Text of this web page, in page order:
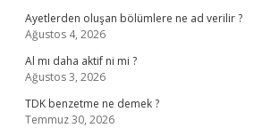
Ayetlerden oluşan bölümlere ne ad verilir ?
Ağustos 4, 2026
Al mı daha aktif ni mi ?
Ağustos 3, 2026
TDK benzetme ne demek ?
Temmuz 30, 2026